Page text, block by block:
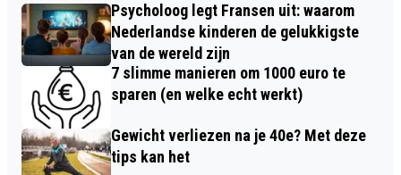
Psycholoog legt Fransen uit: waarom
Nederlandse kinderen de gelukkigste
van de wereld zijn
7 slimme manieren om 1000 euro te
sparen (en welke echt werkt)
Gewicht verliezen na je 40e? Met deze
tips kan het